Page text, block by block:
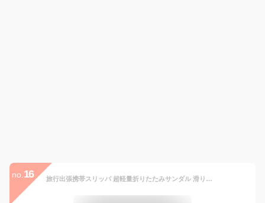
no. 16 旅行出張携帯スリッパ 超軽量折りたたみサンダル 滑り止め 春夏用 男女兼用 飛行機 新幹線 ホテル 室内用 来客用 収納袋付き (ネービー, L(270mm))